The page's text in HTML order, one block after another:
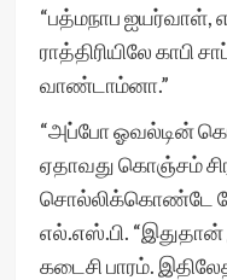
“பத்மநாப ஐயர்வாள்,
ராத்திரியிலே காபி
வாண்டாம்னா.”
“அப்போ ஓவல்டின்
ஏதாவது கொஞ்சம்
சொல்லிக்கொண்டே
எல்.எஸ்.பி.
கடைசி பாரம்.